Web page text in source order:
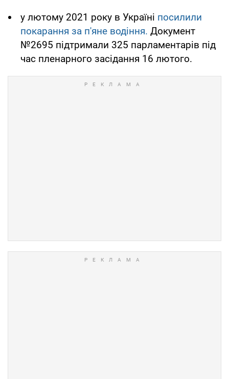
у лютому 2021 року в Україні посилили
покарання за п'яне водіння. Документ
№2695 підтримали 325 парламентарів під
час пленарного засідання 16 лютого.